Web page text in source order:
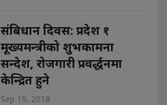
संबिधान दिवस: प्रदेश १
मूख्यमन्त्रीको शुभकामना
सन्देश, रोजगारी प्रवर्द्धनमा
केन्द्रित हुने
Sep 19, 2018